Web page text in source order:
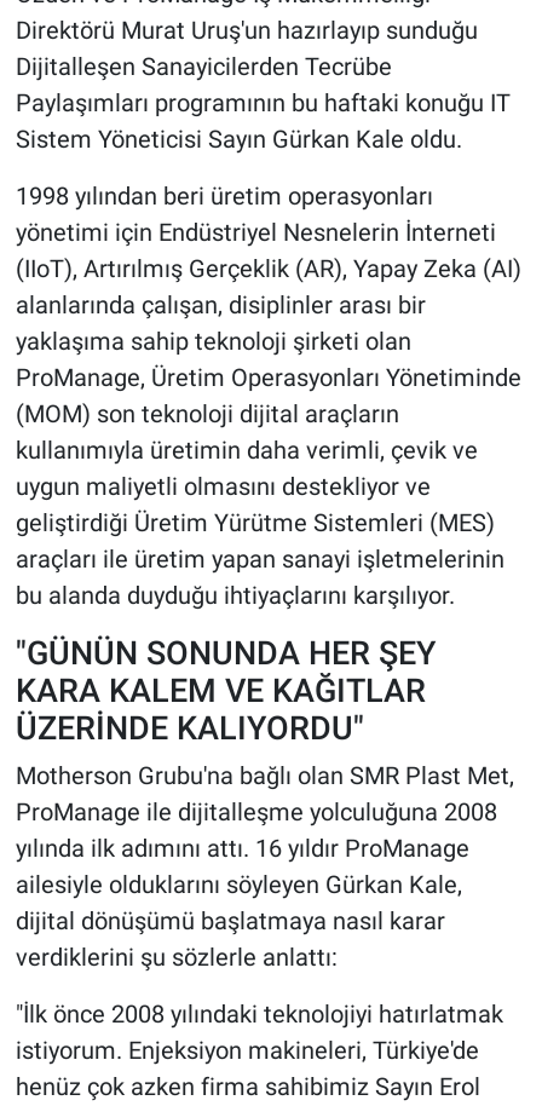
Direktörü Murat Uruş'un hazırlayıp sunduğu
Dijitalleşen Sanayicilerden Tecrübe
Paylaşımları programının bu haftaki konuğu IT
Sistem Yöneticisi Sayın Gürkan Kale oldu.
1998 yılından beri üretim operasyonları
yönetimi için Endüstriyel Nesnelerin İnterneti
(IIoT), Artırılmış Gerçeklik (AR), Yapay Zeka (AI)
alanlarında çalışan, disiplinler arası bir
yaklaşıma sahip teknoloji şirketi olan
ProManage, Üretim Operasyonları Yönetiminde
(MOM) son teknoloji dijital araçların
kullanımıyla üretimin daha verimli, çevik ve
uygun maliyetli olmasını destekliyor ve
geliştirdiği Üretim Yürütme Sistemleri (MES)
araçları ile üretim yapan sanayi işletmelerinin
bu alanda duyduğu ihtiyaçlarını karşılıyor.
"GÜNÜN SONUNDA HER ŞEY
KARA KALEM VE KAĞITLAR
ÜZERİNDE KALIYORDU"
Motherson Grubu'na bağlı olan SMR Plast Met,
ProManage ile dijitalleşme yolculuğuna 2008
yılında ilk adımını attı. 16 yıldır ProManage
ailesiyle olduklarını söyleyen Gürkan Kale,
dijital dönüşümü başlatmaya nasıl karar
verdiklerini şu sözlerle anlattı:
"İlk önce 2008 yılındaki teknolojiyi hatırlatmak
istiyorum. Enjeksiyon makineleri, Türkiye'de
henüz çok azken firma sahibimiz Sayın Erol